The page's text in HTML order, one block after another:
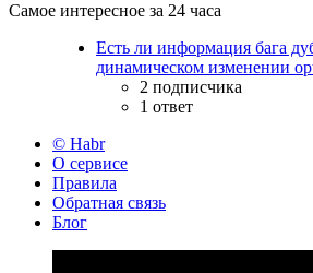
Самое интересное за 24 часа
Есть ли информация бага
динамическом изменении
2 подписчика
1 ответ
© Habr
О сервисе
Правила
Обратная связь
Блог